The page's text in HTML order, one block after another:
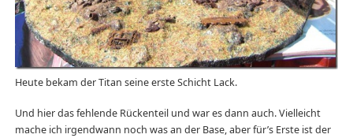
Heute bekam der Titan seine erste Schicht Lack.
Und hier das fehlende Rückenteil und war es dann auch. Vielleicht
mache ich irgendwann noch was an der Base, aber für’s Erste ist der